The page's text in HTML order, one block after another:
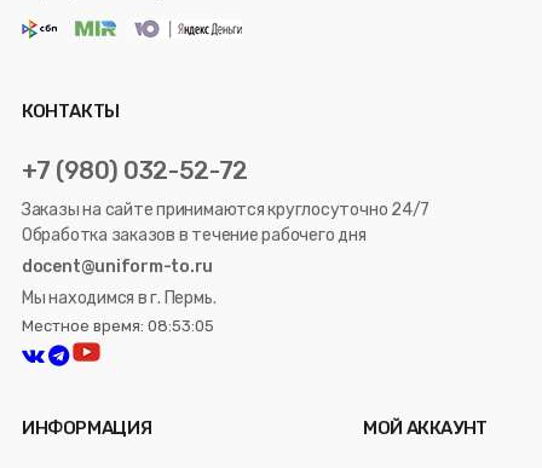
КОНТАКТЫ
+7 (980) 032-52-72
Заказы на сайте принимаются круглосуточно 24/7
Обработка заказов в течение рабочего дня
docent@uniform-to.ru
Мы находимся в г. Пермь.
Местное время: 08:53:05
ИНФОРМАЦИЯ МОЙ АККАУНТ